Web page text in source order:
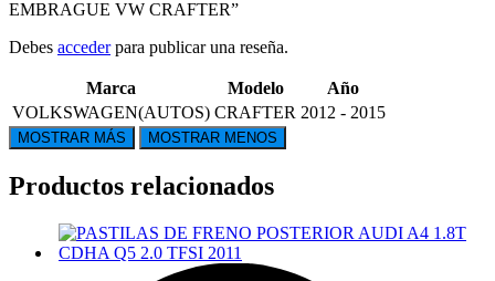
EMBRAGUE VW CRAFTER”
Debes accederpara publicar una reseña.
Marca Modelo
Año
VOLKSWAGEN(AUTOS) CRAFTER 2012 - 2015
Productos relacionados